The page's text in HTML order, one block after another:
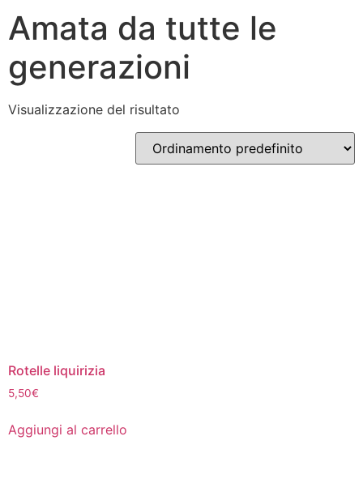
Amata da tutte le
generazioni
Visualizzazione del risultato
Rotelle liquirizia
5,50€
Aggiungi al carrello